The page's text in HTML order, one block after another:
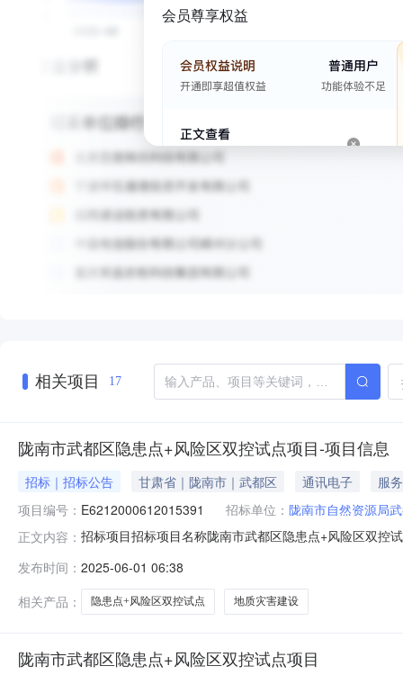
会员尊享权益
相关项目 17
陇南市武都区隐患点+风险区双控试点项目-项目信息
招标｜招标公告 甘肃省｜陇南市｜武都区 通讯电子
服务
项目编号： E6212000612015391 招标单位： 陇南市自然资源局
正文内容： 招标项目招标项目名称陇南市武都区隐患点+风险区双控
项目概算（万元）480.000000是否远程异地是招标组织
详情1E621200
发布时间： 2025-06-01 06:38
相关产品：
隐患点+风险区双控试点 地质灾害建设
陇南市武都区隐患点+风险区双控试点项目